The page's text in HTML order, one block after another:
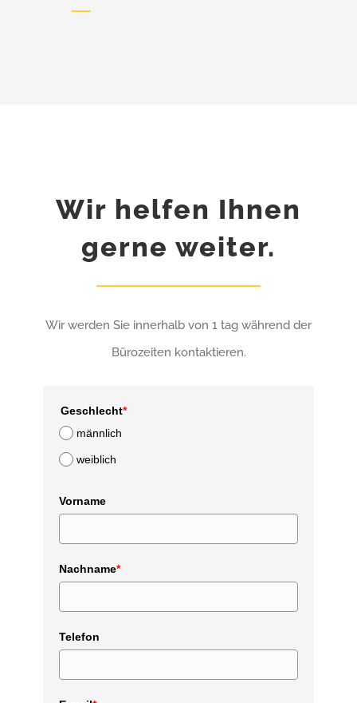
Wir helfen Ihnen
gerne weiter.
Wir werden Sie innerhalb von 1 tag während der
Bürozeiten kontaktieren.
Geschlecht*
männlich
weiblich
Vorname
Nachname*
Telefon